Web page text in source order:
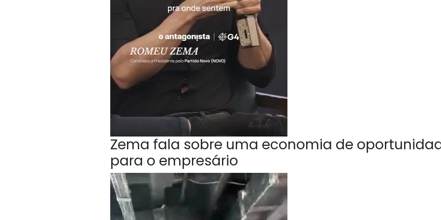
Zema fala sobre uma economia de
para o empresário